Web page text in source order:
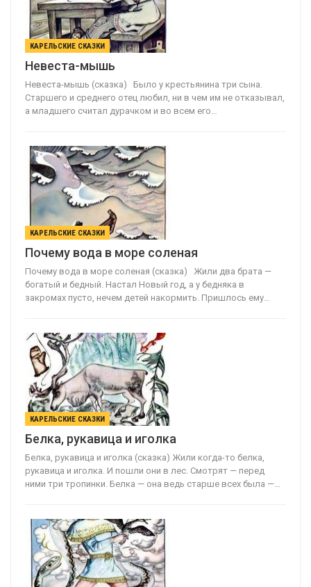
КАРЕЛЬСКИЕ СКАЗКИ
Невеста-мышь
Невеста-мышь (сказка) Было у крестьянина три сына.
Старшего и среднего отец любил, ни в чем им не отказывал,
а младшего считал дурачком и во всем его…
КАРЕЛЬСКИЕ СКАЗКИ
Почему вода в море соленая
Почему вода в море соленая (сказка) Жили два брата —
богатый и бедный. Настал Новый год, а у бедняка в
закромах пусто, нечем детей накормить. Пришлось ему…
КАРЕЛЬСКИЕ СКАЗКИ
Белка, рукавица и иголка
Белка, рукавица и иголка (сказка) Жили когда-то белка,
рукавица и иголка. И пошли они в лес. Смотрят — перед
ними три тропинки. Белка — она ведь старше всех была —…